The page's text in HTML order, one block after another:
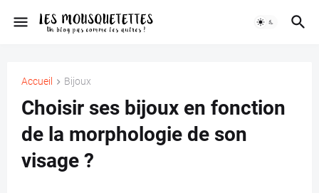
Accueil Bijoux
Choisir ses bijoux en fonction
de la morphologie de son
visage ?